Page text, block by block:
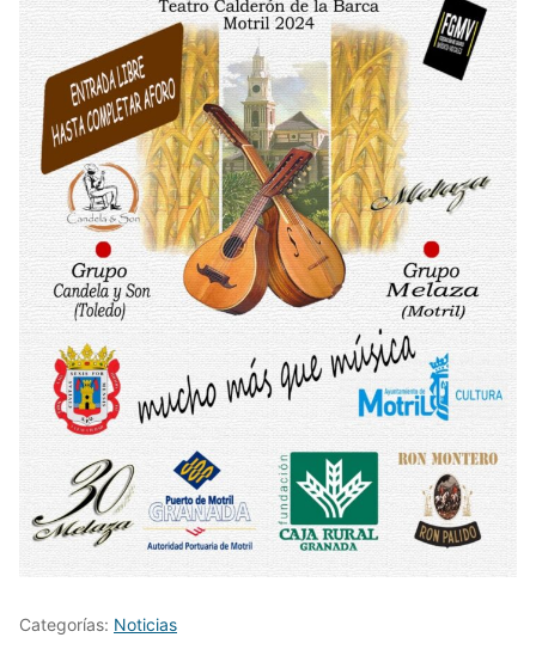
Categorías: Noticias